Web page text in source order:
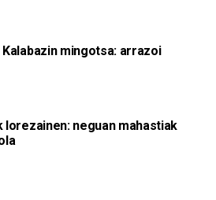
mingotsa: arrazoi
lorezainen: neguan mahastiak